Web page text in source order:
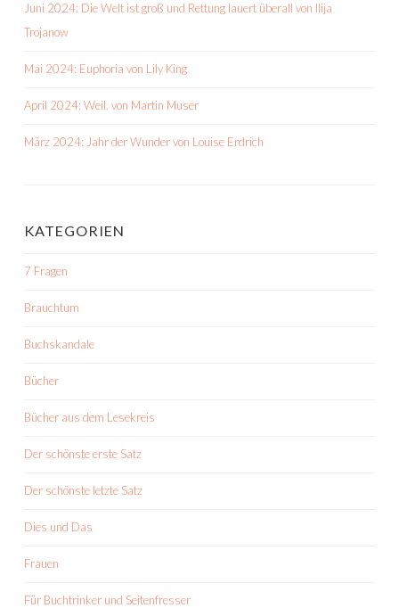
Juni 2024: Die Welt ist groß und Rettung lauert überall von Ilija
Trojanow
Mai 2024: Euphoria von Lily King
April 2024: Weil. von Martin Muser
März 2024: Jahr der Wunder von Louise Erdrich
KATEGORIEN
7 Fragen
Brauchtum
Buchskandale
Bücher
Bücher aus dem Lesekreis
Der schönste erste Satz
Der schönste letzte Satz
Dies und Das
Frauen
Für Buchtrinker und Seitenfresser